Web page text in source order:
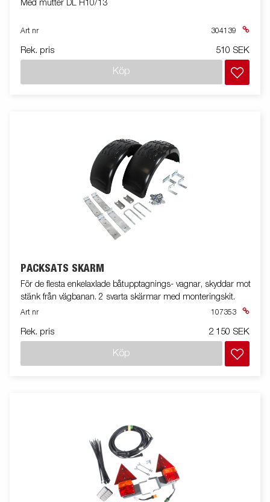
Med mutter DL H10/13
Art nr 304139
Rek. pris 510 SEK
Köp
PACKSATS SKÄRM
För de flesta enkelaxlade båtupptagnings- vagnar, skyddar mot
stänk från vägbanan. 2 svarta skärmar med monteringskit.
Art nr 107353
Rek. pris 2 150 SEK
Köp